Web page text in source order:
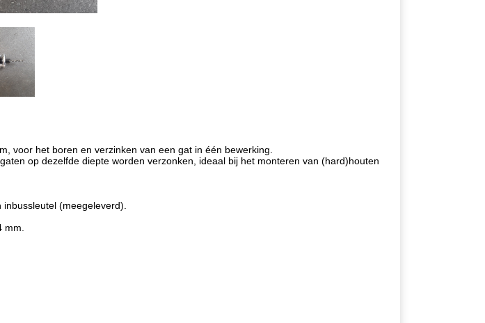
voor het boren en verzinken van een gat in één bewerking.
op dezelfde diepte worden verzonken, ideaal bij het monteren van (hard)houten
(meegeleverd).